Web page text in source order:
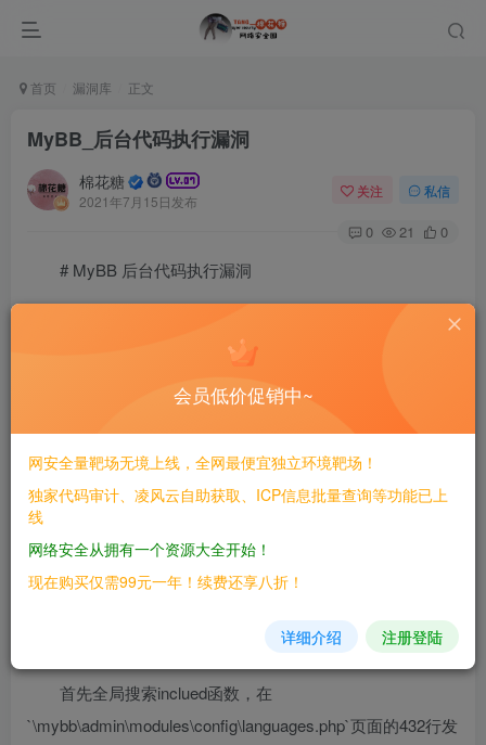
首页 漏洞库 正文
MyBB_后台代码执行漏洞
棉花糖
2021年7月15日发布
关注 私信
0 21 0
# MyBB 后台代码执行漏洞
二、漏洞影响
————
三、复现过程
————
首先全局搜索inclued函数，在
`\mybb\admin\modules\config\languages.php`页面的432行发
会员低价促销中~
网安全量靶场无境上线，全网最便宜独立环境靶场！
独家代码审计、凌风云自助获取、ICP信息批量查询等功能已上
线
网络安全从拥有一个资源大全开始！
现在购买仅需99元一年！续费还享八折！
详细介绍 注册登陆